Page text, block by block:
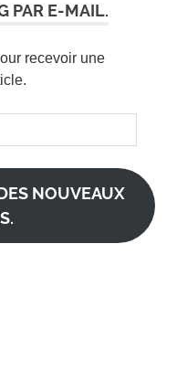
PAR E-MAIL.
recevoir une
NOUVEAUX